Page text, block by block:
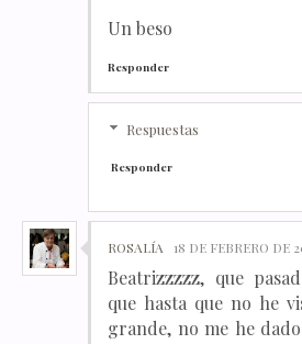
Un beso
Responder
Respuestas
Responder
ROSALÍA 18 DE FEBRERO DE
Beatrizzzzz, que
que hasta que no he
grande, no me he